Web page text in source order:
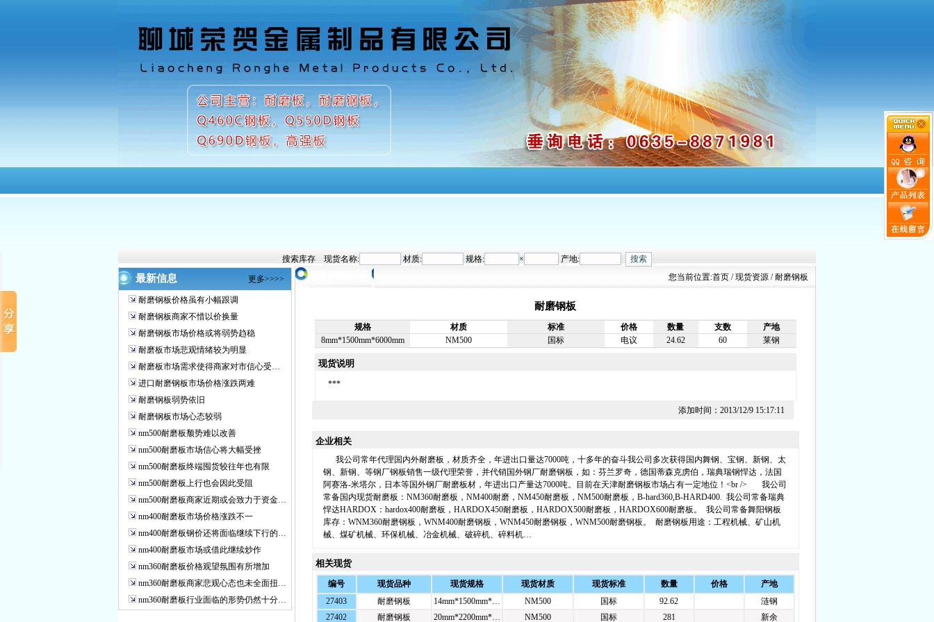
首页 关于我们 产品中心 现货资源 合金板行情 合金板专栏 合金板价格 钢板知识 生产车间 联系我们
搜索库存 现货名称: 材质: 规格: × 产地:
最新信息 更多>>>>
耐磨钢板价格虽有小幅跟调
耐磨钢板商家不惜以价换量
耐磨钢板市场价格或将弱势趋稳
耐磨板市场悲观情绪较为明显
耐磨板市场需求使得商家对市信心受…
进口耐磨钢板市场价格涨跌两难
耐磨钢板弱势依旧
耐磨钢板市场心态较弱
nm500耐磨板颓势难以改善
nm500耐磨板市场信心将大幅受挫
nm500耐磨板终端囤货较往年也有限
nm500耐磨板上行也会因此受阻
nm500耐磨板商家近期或会致力于资金…
nm400耐磨板市场价格涨跌不一
nm400耐磨板钢价还将面临继续下行的…
nm400耐磨板市场或借此继续炒作
nm360耐磨板价格观望氛围有所增加
nm360耐磨板商家悲观心态也未全面扭…
nm360耐磨板行业面临的形势仍然十分…
您当前位置:首页 / 现货资源 / 耐磨钢板
耐磨钢板
规格 材质 标准 价格 数量 支数
产地
8mm*1500mm*6000mm
NM500 国标 电议 24.62 60 莱钢
现货说明
***
添加时间：2013/12/9 15:17:11
企业相关
我公司常年代理国内外耐磨板，材质齐全，年进出口量达7000吨，十多年的奋斗我公司多次获得国内舞钢、宝钢、新钢、太
钢、新钢、等钢厂钢板销售一级代理荣誉，并代销国外钢厂耐磨钢板，如：芬兰罗奇，德国蒂森克虏伯，瑞典瑞钢悍达，法国
阿赛洛-米塔尔，日本等国外钢厂耐磨板材，年进出口产量达7000吨。目前在天津耐磨钢板市场占有一定地位！<br /> 我公司
常备国内现货耐磨板：NM360耐磨板，NM400耐磨，NM450耐磨板，NM500耐磨板，B-hard360,B-HARD400. 我公司常备瑞典
悍达HARDOX：hardox400耐磨板，HARDOX450耐磨板，HARDOX500耐磨板，HARDOX600耐磨板。 我公司常备舞阳钢板
库存：WNM360耐磨钢板，WNM400耐磨钢板，WNM450耐磨钢板，WNM500耐磨钢板。 耐磨钢板用途：工程机械、矿山机
械、煤矿机械、环保机械、冶金机械、破碎机、碎料机…
相关现货
编号 现货品种 现货规格 现货材质 现货标准 数量 价格
产地
27403
耐磨钢板 14mm*1500mm*… NM500 国标 92.62
涟钢
27402
耐磨钢板 20mm*2200mm*… NM500 国标 281 新余